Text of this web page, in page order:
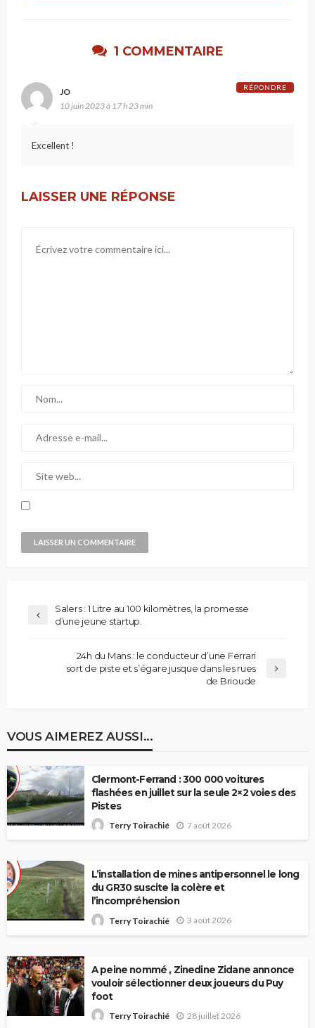
1 COMMENTAIRE
JO
10 juin 2023 à 17 h 23 min
Excellent !
RÉPONDRE
LAISSER UNE RÉPONSE
Salers : 1 Litre au 100 kilomètres, la promesse
d’une jeune startup.
24h du Mans : le conducteur d’une Ferrari
sort de piste et s’égare jusque dans les rues
de Brioude
VOUS AIMEREZ AUSSI...
Clermont-Ferrand : 300 000 voitures
flashées en juillet sur la seule 2×2 voies des
Pistes
Terry Toirachié 7 août 2026
L’installation de mines antipersonnel le long
du GR30 suscite la colère et
l’incompréhension
Terry Toirachié 3 août 2026
A peine nommé , Zinedine Zidane annonce
vouloir sélectionner deux joueurs du Puy
foot
Terry Toirachié 28 juillet 2026